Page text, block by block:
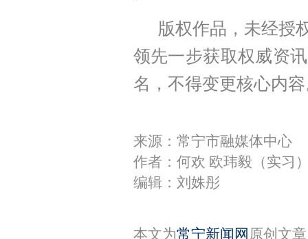
版权作品，未经授
领先一步获取权威资
名，不得变更核心内
来源：常宁市融媒体中心
作者：何欢 欧玮毅（实习
编辑：刘姝彤
本文为常宁新闻网 原创文